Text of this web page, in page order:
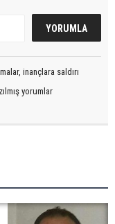
inançlara saldırı
yorumlar